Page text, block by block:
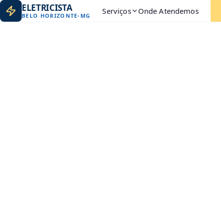
ELETRICISTA
BELO HORIZONTE- MG Serviços Onde Atendemos